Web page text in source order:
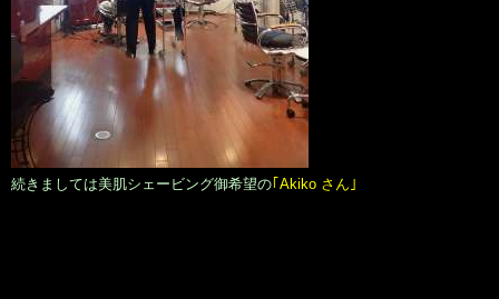
続きましては美肌シェービング御希望の｢Akiko さん｣